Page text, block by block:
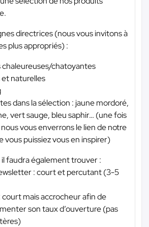
directrices (nous vous invitons à
plus appropriés) :
chatoyantes
naturelles
dans la sélection : jaune mordoré,
vert sauge, bleu saphir… (une fois
vous enverrons le lien de notre
vous puissiez vous en inspirer)
faudra également trouver :
: court et percutant (3-5
court mais accrocheur afin de
son taux d’ouverture (pas